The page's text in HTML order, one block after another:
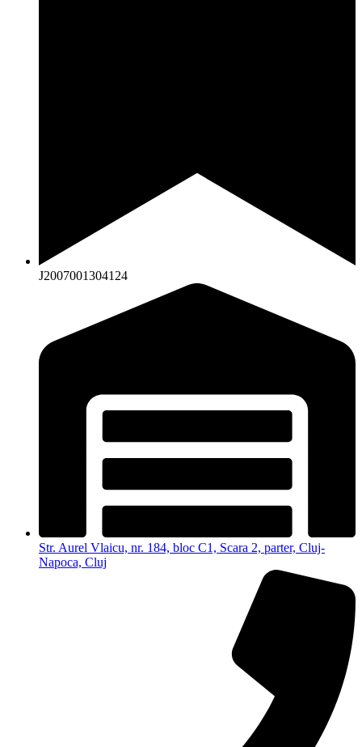
J2007001304124
Str. Aurel Vlaicu, nr. 184, bloc C1, Scara 2, parter, Cluj-
Napoca, Cluj